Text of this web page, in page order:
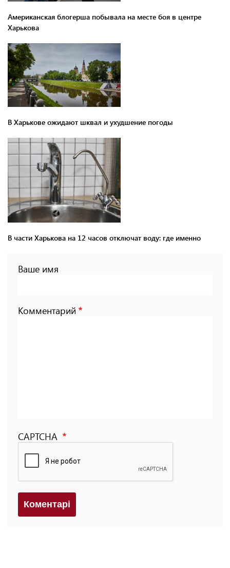
Американская блогерша побывала на месте боя в центре
Харькова
В Харькове ожидают шквал и ухудшение погоды
В части Харькова на 12 часов отключат воду: где именно
Ваше имя
Комментарий
CAPTCHA
Коментарi